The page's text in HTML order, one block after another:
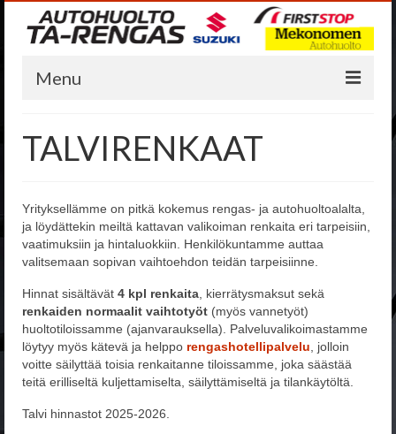
Menu
HUOLTOLASKURI JA -AJANVARAUS
ÖLJYNVAIHTO
AUTOMAATTIVAIHTEISTON HUUHTELU
ÖLJYNVAIHTO
AURAUSKULMIEN SÄÄTÖ
ILMASTOINTIHUOLTO
TALVIRENKAAT
Yrityksellämme on pitkä kokemus rengas- ja autohuoltoalalta,
ja löydättekin meiltä kattavan valikoiman renkaita eri tarpeisiin,
vaatimuksiin ja hintaluokkiin. Henkilökuntamme auttaa
valitsemaan sopivan vaihtoehdon teidän tarpeisiinne.
Hinnat sisältävät 4 kpl renkaita , kierrätysmaksut sekä
renkaiden normaalit vaihtotyöt (myös vannetyöt)
huoltotiloissamme (ajanvarauksella). Palveluvalikoimastamme
löytyy myös kätevä ja helppo rengashotellipalvelu , jolloin
voitte säilyttää toisia renkaitanne tiloissamme, joka säästää
teitä erilliseltä kuljettamiselta, säilyttämiseltä ja tilankäytöltä.
Talvi hinnastot 2025-2026.